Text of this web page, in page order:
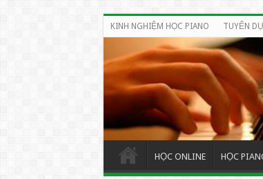
KINH NGHIỆM HỌC PIANO TUYỂN
HỌC ONLINE HỌC